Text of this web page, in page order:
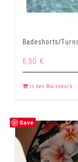
Badeshorts/
6,90 €
In den Warenkorb
Save